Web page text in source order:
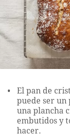
El pan de
puede ser un
una plancha
embutidos y
hacer.